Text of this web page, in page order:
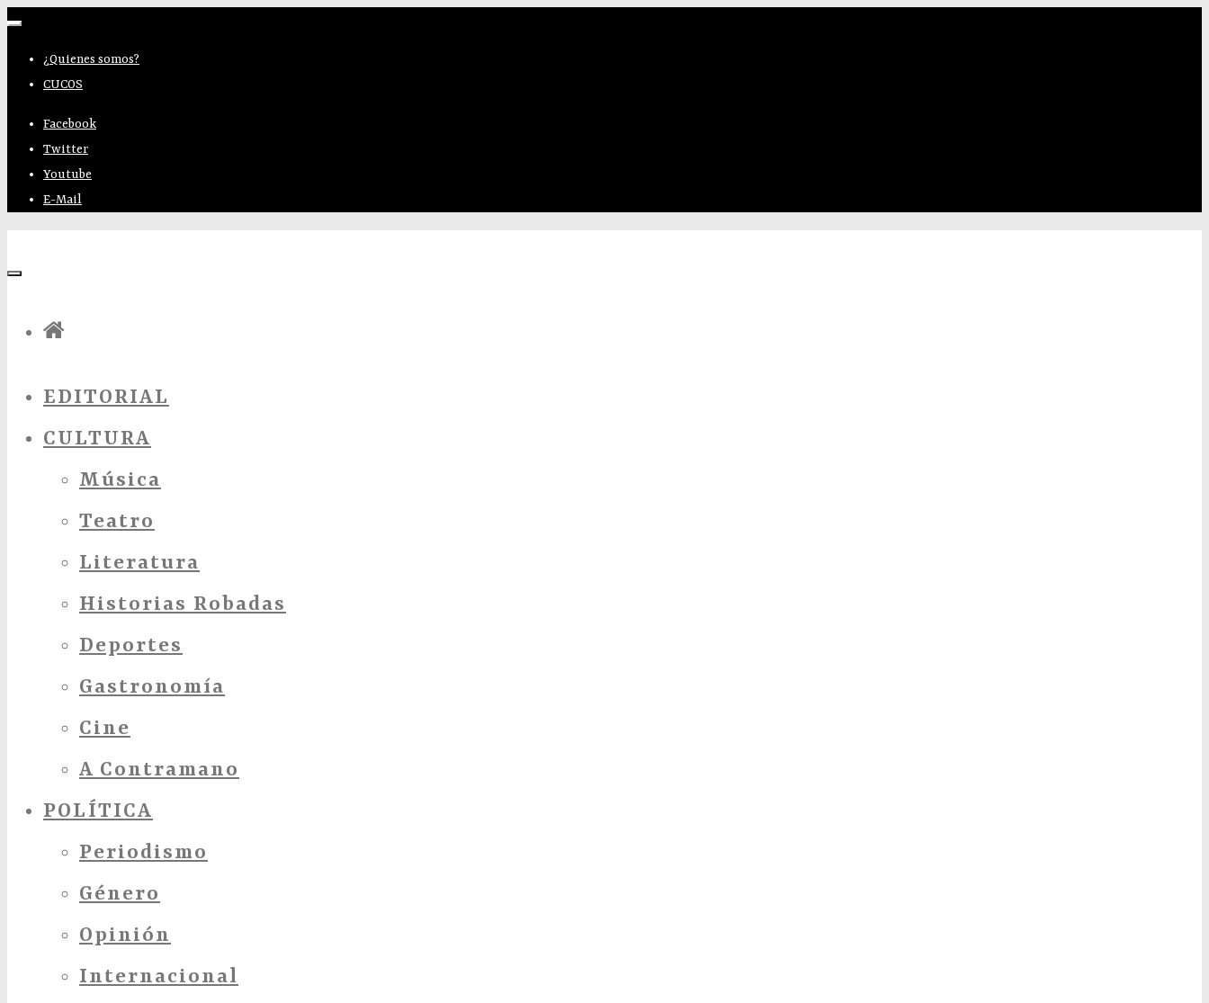
Alternar la navegación
¿Quienes somos?
CUCOS
Facebook
Twitter
Youtube
E-Mail
EDITORIAL
CULTURA
Música
Teatro
Literatura
Historias Robadas
Deportes
Gastronomía
Cine
A Contramano
POLÍTICA
Periodismo
Género
Opinión
Internacional